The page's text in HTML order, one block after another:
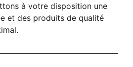
à votre disposition une
et des produits de qualité